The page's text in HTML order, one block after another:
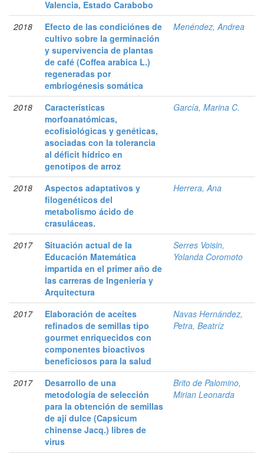
Valencia, Estado Carabobo
2018
Efecto de las condiciónes de
cultivo sobre la germinación
y supervivencia de plantas
de café (Coffea arabica L.)
regeneradas por
embriogénesis somática
Menéndez, Andrea
2018
Características
morfoanatómicas,
ecofisiológicas y genéticas,
asociadas con la tolerancia
al déficit hídrico en
genotipos de arroz
García, Marina C.
2018
Aspectos adaptativos y
filogenéticos del
metabolismo ácido de
crasuláceas.
Herrera, Ana
2017
Situación actual de la
Educación Matemática
impartida en el primer año de
las carreras de Ingeniería y
Arquitectura
Serres Voisin,
Yolanda Coromoto
2017
Elaboración de aceites
refinados de semillas tipo
gourmet enriquecidos con
componentes bioactivos
beneficiosos para la salud
Navas Hernández,
Petra, Beatríz
2017
Desarrollo de una
metodología de selección
para la obtención de semillas
de ají dulce (Capsicum
chinense Jacq.) libres de
virus
Brito de Palomino,
Mirian Leonarda